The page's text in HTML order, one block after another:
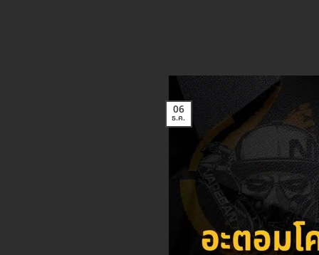
06
ธ.ค.